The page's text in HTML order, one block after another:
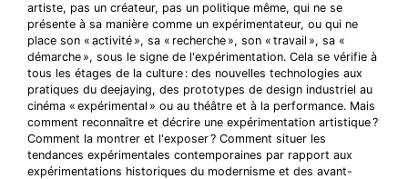
artiste, pas un créateur, pas un politique même, qui ne se
présente à sa manière comme un expérimentateur, ou qui ne
place son « activité », sa « recherche », son « travail », sa «
démarche », sous le signe de l'expérimentation. Cela se vérifie à
tous les étages de la culture : des nouvelles technologies aux
pratiques du deejaying, des prototypes de design industriel au
cinéma « expérimental » ou au théâtre et à la performance. Mais
comment reconnaître et décrire une expérimentation artistique ?
Comment la montrer et l'exposer ? Comment situer les
tendances expérimentales contemporaines par rapport aux
expérimentations historiques du modernisme et des avant-